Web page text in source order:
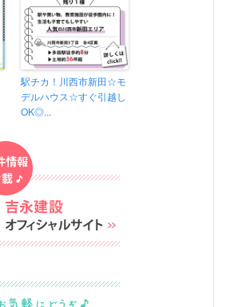
駅チカ！川西市新田☆モ
デルハウス☆すぐ引越し
OK◎...